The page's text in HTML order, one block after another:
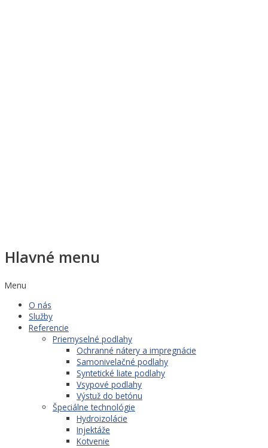
Hlavné menu
Menu
O nás
Služby
Referencie
Priemyselné podlahy
Ochranné nátery a impregnácie
Samonivelačné podlahy
Syntetické liate podlahy
Vsypové podlahy
Výstuž do betónu
Špeciálne technológie
Hydroizolácie
Injektáže
Kotvenie